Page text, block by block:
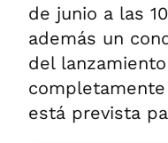
de junio a las
además un
del
está prevista